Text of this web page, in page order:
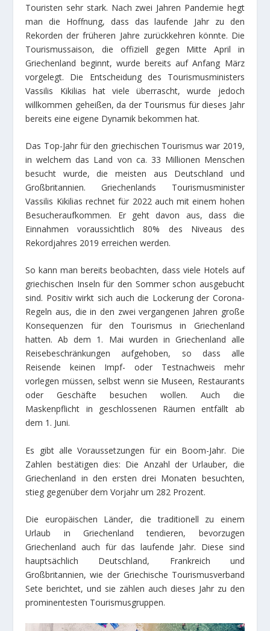
Touristen sehr stark. Nach zwei Jahren Pandemie hegt
man die Hoffnung, dass das laufende Jahr zu den
Rekorden der früheren Jahre zurückkehren könnte. Die
Tourismussaison, die offiziell gegen Mitte April in
Griechenland beginnt, wurde bereits auf Anfang März
vorgelegt. Die Entscheidung des Tourismusministers
Vassilis Kikilias hat viele überrascht, wurde jedoch
willkommen geheißen, da der Tourismus für dieses Jahr
bereits eine eigene Dynamik bekommen hat.
Das Top-Jahr für den griechischen Tourismus war 2019,
in welchem das Land von ca. 33 Millionen Menschen
besucht wurde, die meisten aus Deutschland und
Großbritannien. Griechenlands Tourismusminister
Vassilis Kikilias rechnet für 2022 auch mit einem hohen
Besucheraufkommen. Er geht davon aus, dass die
Einnahmen voraussichtlich 80% des Niveaus des
Rekordjahres 2019 erreichen werden.
So kann man bereits beobachten, dass viele Hotels auf
griechischen Inseln für den Sommer schon ausgebucht
sind. Positiv wirkt sich auch die Lockerung der Corona-
Regeln aus, die in den zwei vergangenen Jahren große
Konsequenzen für den Tourismus in Griechenland
hatten. Ab dem 1. Mai wurden in Griechenland alle
Reisebeschränkungen aufgehoben, so dass alle
Reisende keinen Impf- oder Testnachweis mehr
vorlegen müssen, selbst wenn sie Museen, Restaurants
oder Geschäfte besuchen wollen. Auch die
Maskenpflicht in geschlossenen Räumen entfällt ab
dem 1. Juni.
Es gibt alle Voraussetzungen für ein Boom-Jahr. Die
Zahlen bestätigen dies: Die Anzahl der Urlauber, die
Griechenland in den ersten drei Monaten besuchten,
stieg gegenüber dem Vorjahr um 282 Prozent.
Die europäischen Länder, die traditionell zu einem
Urlaub in Griechenland tendieren, bevorzugen
Griechenland auch für das laufende Jahr. Diese sind
hauptsächlich Deutschland, Frankreich und
Großbritannien, wie der Griechische Tourismusverband
Sete berichtet, und sie zählen auch dieses Jahr zu den
prominentesten Tourismusgruppen.